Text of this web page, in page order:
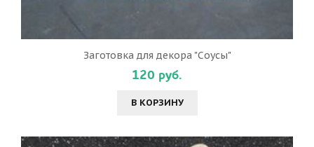
Заготовка для декора "Соусы"
120 руб.
В КОРЗИНУ